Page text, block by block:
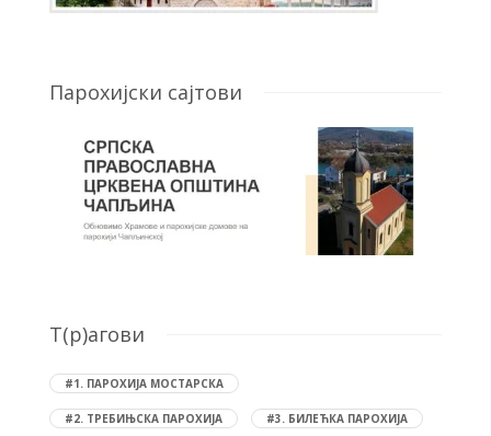
Парохијски сајтови
T(р)агови
#1. ПАРОХИЈА МОСТАРСКА
#2. ТРЕБИЊСКА ПАРОХИЈА #3. БИЛЕЋКА ПАРОХИЈА